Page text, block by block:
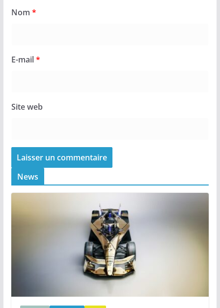
Nom *
E-mail*
Site web
News